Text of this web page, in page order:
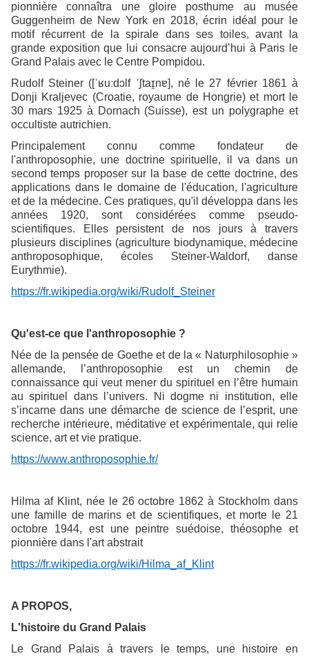
pionnière connaîtra une gloire posthume au musée
Guggenheim de New York en 2018, écrin idéal pour le
motif récurrent de la spirale dans ses toiles, avant la
grande exposition que lui consacre aujourd’hui à Paris le
Grand Palais avec le Centre Pompidou.
Rudolf Steiner ([ˈʁuːdɔlf ˈʃtaɪ̯nɐ], né le 27 février 1861 à
Donji Kraljevec (Croatie, royaume de Hongrie) et mort le
30 mars 1925 à Dornach (Suisse), est un polygraphe et
occultiste autrichien.
Principalement connu comme fondateur de
l'anthroposophie, une doctrine spirituelle, il va dans un
second temps proposer sur la base de cette doctrine, des
applications dans le domaine de l'éducation, l'agriculture
et de la médecine. Ces pratiques, qu'il développa dans les
années 1920, sont considérées comme pseudo-
scientifiques. Elles persistent de nos jours à travers
plusieurs disciplines (agriculture biodynamique, médecine
anthroposophique, écoles Steiner-Waldorf, danse
Eurythmie).
https://fr.wikipedia.org/wiki/Rudolf_Steiner
Qu'est-ce que l'anthroposophie ?
Née de la pensée de Goethe et de la « Naturphilosophie »
allemande, l’anthroposophie est un chemin de
connaissance qui veut mener du spirituel en l’être humain
au spirituel dans l’univers. Ni dogme ni institution, elle
s’incarne dans une démarche de science de l’esprit, une
recherche intérieure, méditative et expérimentale, qui relie
science, art et vie pratique.
https://www.anthroposophie.fr/
Hilma af Klint, née le 26 octobre 1862 à Stockholm dans
une famille de marins et de scientifiques, et morte le 21
octobre 1944, est une peintre suédoise, théosophe et
pionnière dans l'art abstrait
https://fr.wikipedia.org/wiki/Hilma_af_Klint
A PROPOS,
L'histoire du Grand Palais
Le Grand Palais à travers le temps, une histoire en